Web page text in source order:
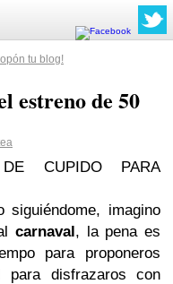
tu blog!
estreno de 50
CUPIDO PARA
imagino
carnaval, la pena es
para proponeros
para disfrazaros con